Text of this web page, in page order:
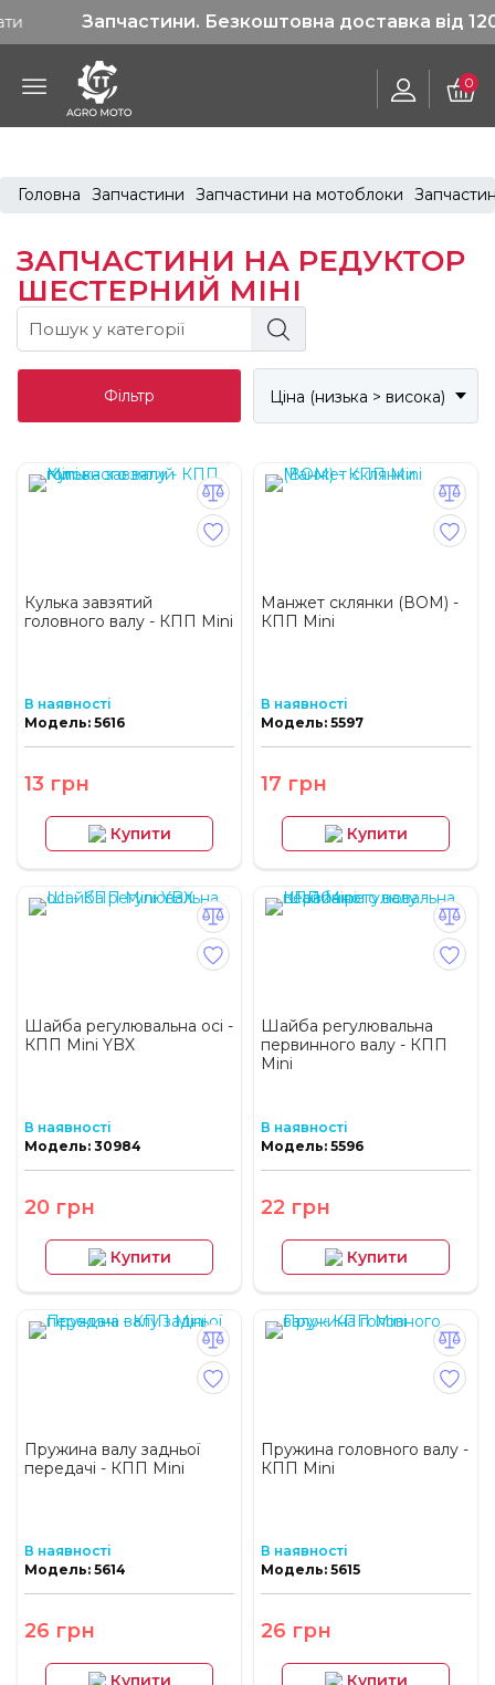
Запчастини. Безкоштовна доставка від 1200
0
Головна Запчастини Запчастини на мотоблоки
ЗАПЧАСТИНИ НА РЕДУКТОР
ШЕСТЕРНИЙ МІНІ
Фільтр Ціна (низька > висока)
Кулька завзятий
головного валу - КПП Mini
В наявності
Модель: 5616
13 грн
Купити
Манжет склянки (ВОМ) -
КПП Mini
В наявності
Модель: 5597
17 грн
Купити
Шайба регулювальна осі -
КПП Mini YBX
В наявності
Модель: 30984
20 грн
Купити
Шайба регулювальна
первинного валу - КПП
Mini
В наявності
Модель: 5596
22 грн
Купити
Пружина валу задньої
передачі - КПП Mini
В наявності
Модель: 5614
26 грн
Купити
Пружина головного валу -
КПП Mini
В наявності
Модель: 5615
26 грн
Купити